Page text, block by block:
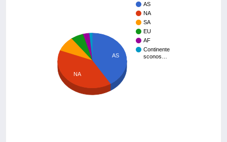
AS
NA
SA
EU
AF
Continente
sconos…
AS
NA